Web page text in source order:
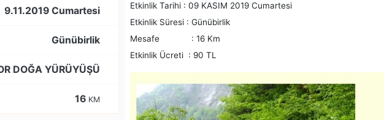
9.11.2019 Cumartesi
Günübirlik
DOĞA YÜRÜYÜŞÜ
16 KM
Etkinlik Tarihi : 09 KASIM 2019 Cumartesi
Etkinlik Süresi : Günübirlik
Mesafe : 16 Km
Etkinlik Ücreti : 90 TL